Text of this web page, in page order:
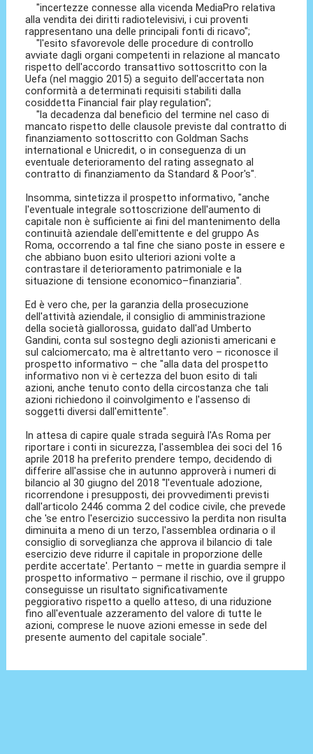
"incertezze connesse alla vicenda MediaPro relativa
alla vendita dei diritti radiotelevisivi, i cui proventi
rappresentano una delle principali fonti di ricavo";
"l'esito sfavorevole delle procedure di controllo
avviate dagli organi competenti in relazione al mancato
rispetto dell'accordo transattivo sottoscritto con la
Uefa (nel maggio 2015) a seguito dell'accertata non
conformità a determinati requisiti stabiliti dalla
cosiddetta Financial fair play regulation";
"la decadenza dal beneficio del termine nel caso di
mancato rispetto delle clausole previste dal contratto di
finanziamento sottoscritto con Goldman Sachs
international e Unicredit, o in conseguenza di un
eventuale deterioramento del rating assegnato al
contratto di finanziamento da Standard & Poor's".
Insomma, sintetizza il prospetto informativo, "anche
l'eventuale integrale sottoscrizione dell'aumento di
capitale non è sufficiente ai fini del mantenimento della
continuità aziendale dell'emittente e del gruppo As
Roma, occorrendo a tal fine che siano poste in essere e
che abbiano buon esito ulteriori azioni volte a
contrastare il deterioramento patrimoniale e la
situazione di tensione economico–finanziaria".
Ed è vero che, per la garanzia della prosecuzione
dell'attività aziendale, il consiglio di amministrazione
della società giallorossa, guidato dall'ad Umberto
Gandini, conta sul sostegno degli azionisti americani e
sul calciomercato; ma è altrettanto vero – riconosce il
prospetto informativo – che "alla data del prospetto
informativo non vi è certezza del buon esito di tali
azioni, anche tenuto conto della circostanza che tali
azioni richiedono il coinvolgimento e l'assenso di
soggetti diversi dall'emittente".
In attesa di capire quale strada seguirà l'As Roma per
riportare i conti in sicurezza, l'assemblea dei soci del 16
aprile 2018 ha preferito prendere tempo, decidendo di
differire all'assise che in autunno approverà i numeri di
bilancio al 30 giugno del 2018 "l'eventuale adozione,
ricorrendone i presupposti, dei provvedimenti previsti
dall'articolo 2446 comma 2 del codice civile, che prevede
che 'se entro l'esercizio successivo la perdita non risulta
diminuita a meno di un terzo, l'assemblea ordinaria o il
consiglio di sorveglianza che approva il bilancio di tale
esercizio deve ridurre il capitale in proporzione delle
perdite accertate'. Pertanto – mette in guardia sempre il
prospetto informativo – permane il rischio, ove il gruppo
conseguisse un risultato significativamente
peggiorativo rispetto a quello atteso, di una riduzione
fino all'eventuale azzeramento del valore di tutte le
azioni, comprese le nuove azioni emesse in sede del
presente aumento del capitale sociale".